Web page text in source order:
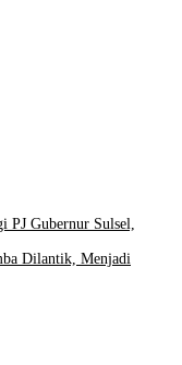
PJ Gubernur Sulsel,
Dilantik, Menjadi